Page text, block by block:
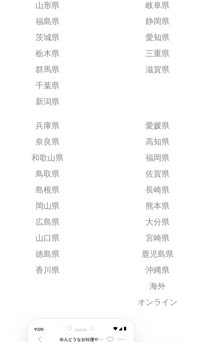
山形県
福島県
茨城県
栃木県
群馬県
千葉県
新潟県
岐阜県
静岡県
愛知県
三重県
滋賀県
兵庫県
奈良県
和歌山県
鳥取県
島根県
岡山県
広島県
山口県
徳島県
香川県
愛媛県
高知県
福岡県
佐賀県
長崎県
熊本県
大分県
宮崎県
鹿児島県
沖縄県
海外
オンライン